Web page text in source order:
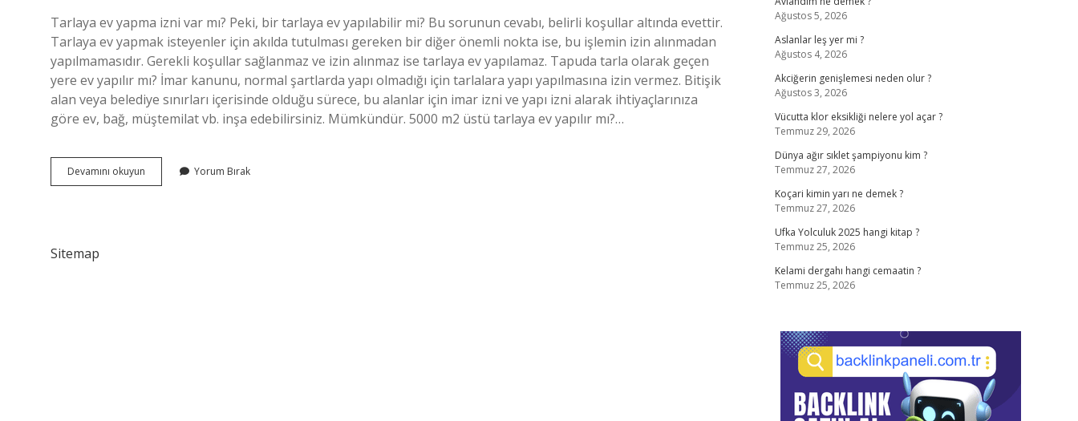
Tarlaya ev yapma izni var mı? Peki, bir tarlaya ev yapılabilir mi? Bu sorunun cevabı, belirli koşullar altında evettir.
Tarlaya ev yapmak isteyenler için akılda tutulması gereken bir diğer önemli nokta ise, bu işlemin izin alınmadan
yapılmamasıdır. Gerekli koşullar sağlanmaz ve izin alınmaz ise tarlaya ev yapılamaz. Tapuda tarla olarak geçen
yere ev yapılır mı? İmar kanunu, normal şartlarda yapı olmadığı için tarlalara yapı yapılmasına izin vermez. Bitişik
alan veya belediye sınırları içerisinde olduğu sürece, bu alanlar için imar izni ve yapı izni alarak ihtiyaçlarınıza
göre ev, bağ, müştemilat vb. inşa edebilirsiniz. Mümkündür. 5000 m2 üstü tarlaya ev yapılır mı?…
Devamını okuyun
Yasaya
Yorum Bırak
Sitemap
Ağustos 5, 2026
Aslanlar leş yer mi ?
Ağustos 4, 2026
Akciğerin genişlemesi neden olur ?
Ağustos 3, 2026
Vücutta klor eksikliği nelere yol açar ?
Temmuz 29, 2026
Dünya ağır sıklet şampiyonu kim ?
Temmuz 27, 2026
Koçari kimin yarı ne demek ?
Temmuz 27, 2026
Ufka Yolculuk 2025 hangi kitap ?
Temmuz 25, 2026
Kelami dergahı hangi cemaatin ?
Temmuz 25, 2026